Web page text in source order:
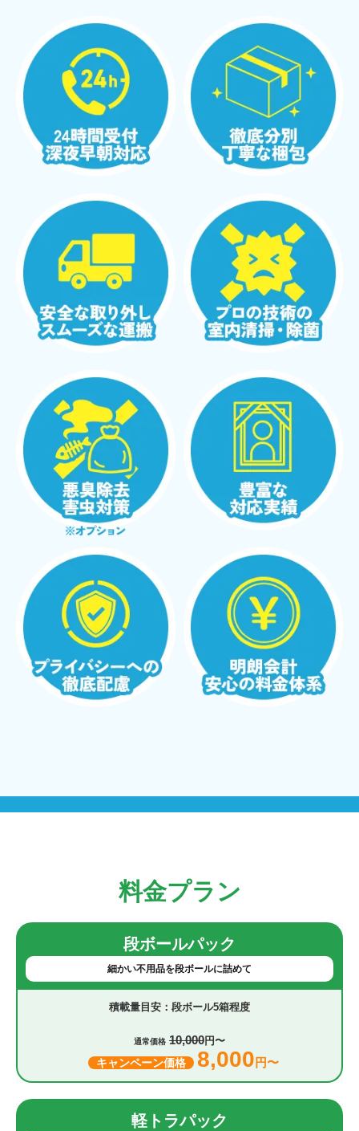
料金プラン
段ボールパック
細かい不用品を段ボールに詰めて
段ボール5箱程度
通常価格 10,000円〜
キャンペーン価格 8,000 円〜
軽トラパック